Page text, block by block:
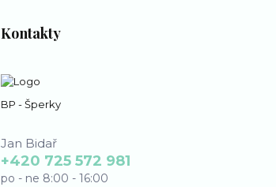
Kontakty
BP - Šperky
Jan Bidař
+420 725 572 981
po - ne 8:00 - 16:00